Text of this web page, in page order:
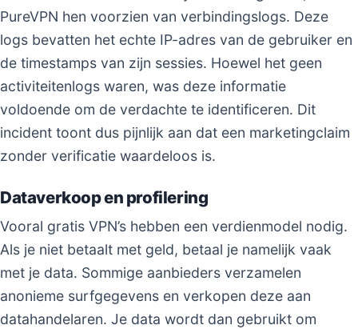
PureVPN hen voorzien van verbindingslogs. Deze
logs bevatten het echte IP-adres van de gebruiker en
de timestamps van zijn sessies. Hoewel het geen
activiteitenlogs waren, was deze informatie
voldoende om de verdachte te identificeren. Dit
incident toont dus pijnlijk aan dat een marketingclaim
zonder verificatie waardeloos is.
Dataverkoop en profilering
Vooral gratis VPN’s hebben een verdienmodel nodig.
Als je niet betaalt met geld, betaal je namelijk vaak
met je data. Sommige aanbieders verzamelen
anonieme surfgegevens en verkopen deze aan
datahandelaren. Je data wordt dan gebruikt om